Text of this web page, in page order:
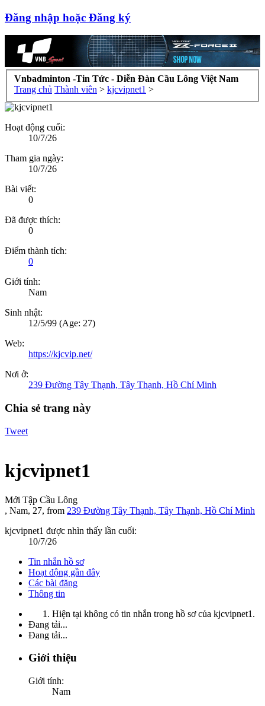
Đăng nhập hoặc Đăng ký
Vnbadminton -Tin Tức - Diễn Đàn Cầu Lông Việt Nam
Trang chủ Thành viên > kjcvipnet1 >
Hoạt động cuối:
10/7/26
Tham gia ngày:
10/7/26
Bài viết:
0
Đã được thích:
0
Điểm thành tích:
0
Giới tính:
Nam
Sinh nhật:
12/5/99 (Age: 27)
Web:
https://kjcvip.net/
Nơi ở:
239 Đường Tây Thạnh, Tây Thạnh, Hồ Chí Minh
Chia sẻ trang này
Tweet
kjcvipnet1
Mới Tập Cầu Lông
, Nam, 27, from 239 Đường Tây Thạnh, Tây Thạnh, Hồ Chí Minh
kjcvipnet1 được nhìn thấy lần cuối:
10/7/26
Tin nhắn hồ sơ
Hoạt động gần đây
Các bài đăng
Thông tin
Hiện tại không có tin nhắn trong hồ sơ của kjcvipnet1.
Đang tải...
Đang tải...
Giới thiệu
Giới tính:
Nam